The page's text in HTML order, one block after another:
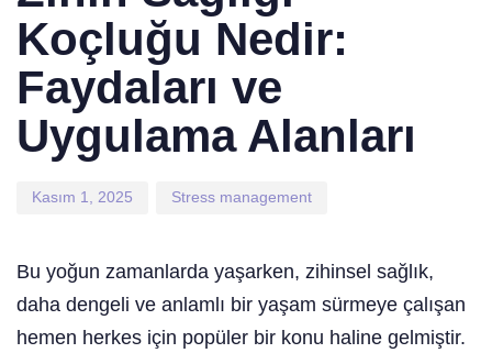
Koçluğu Nedir:
Faydaları ve
Uygulama Alanları
Kasım 1, 2025 Stress management
Bu yoğun zamanlarda yaşarken, zihinsel sağlık,
daha dengeli ve anlamlı bir yaşam sürmeye çalışan
hemen herkes için popüler bir konu haline gelmiştir.